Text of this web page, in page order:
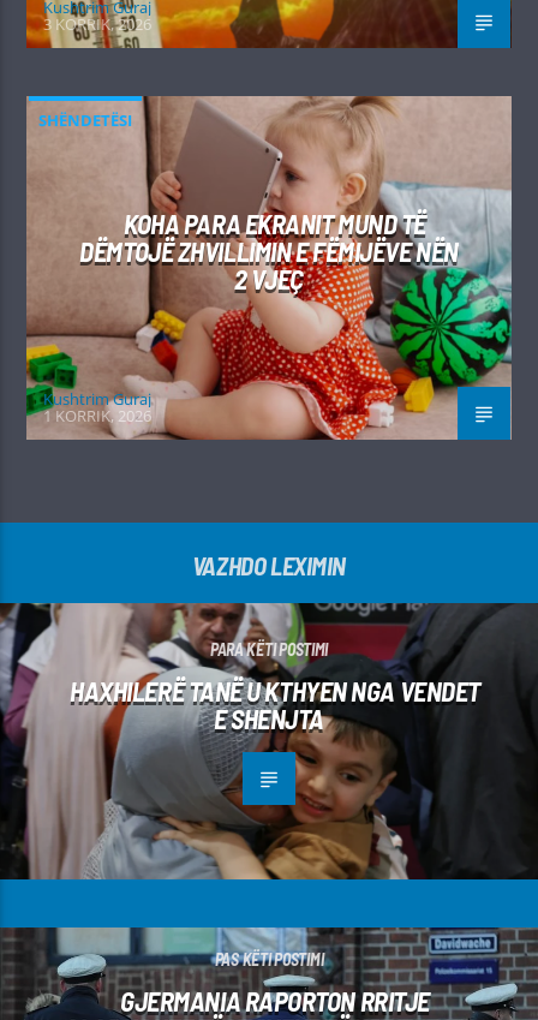
Kushtrim Guraj
3 KORRIK, 2026
SHËNDETËSI
KOHA PARA EKRANIT MUND TË
DËMTOJË ZHVILLIMIN E FËMIJËVE NËN
2 VJEÇ
Kushtrim Guraj
1 KORRIK, 2026
VAZHDO LEXIMIN
PARA KËTI POSTIMI
HAXHILERË TANË U KTHYEN NGA VENDET
E SHENJTA
PAS KËTI POSTIMI
GJERMANIA RAPORTON RRITJE